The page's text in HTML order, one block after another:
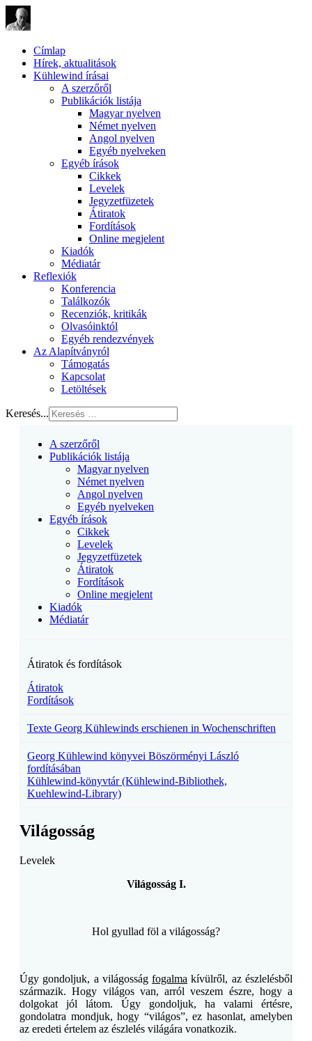
Címlap
Hírek, aktualitások
Kühlewind írásai
A szerzőről
Publikációk listája
Magyar nyelven
Német nyelven
Angol nyelven
Egyéb nyelveken
Egyéb írások
Cikkek
Levelek
Jegyzetfüzetek
Átiratok
Fordítások
Online megjelent
Kiadók
Médiatár
Reflexiók
Konferencia
Találkozók
Recenziók, kritikák
Olvasóinktól
Egyéb rendezvények
Az Alapítványról
Támogatás
Kapcsolat
Letöltések
Keresés...
A szerzőről
Publikációk listája
Magyar nyelven
Német nyelven
Angol nyelven
Egyéb nyelveken
Egyéb írások
Cikkek
Levelek
Jegyzetfüzetek
Átiratok
Fordítások
Online megjelent
Kiadók
Médiatár
Átiratok és fordítások
Átiratok
Fordítások
Texte Georg Kühlewinds erschienen in Wochenschriften
Georg Kühlewind könyvei Böszörményi László
fordításában
Kühlewind-könyvtár (Kühlewind-Bibliothek,
Kuehlewind-Library)
Világosság
Levelek
Világosság I.
Hol gyullad föl a világosság?
Úgy gondoljuk, a világosságfogalma kívülről, az észlelésből
származik. Hogy világos van, arról veszem észre, hogy a
dolgokat jól látom. Úgy gondoljuk, ha valami értésre,
gondolatra mondjuk, hogy “világos”, ez hasonlat, amelyben
az eredeti értelem az észlelés világára vonatkozik.